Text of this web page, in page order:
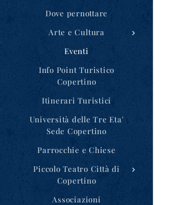
Dove pernottare
Arte e Cultura
Eventi
Info Point Turistico
Copertino
Itinerari Turistici
Università delle Tre Eta'
Sede Copertino
Parrocchie e Chiese
Piccolo Teatro Città di
Copertino
Associazioni